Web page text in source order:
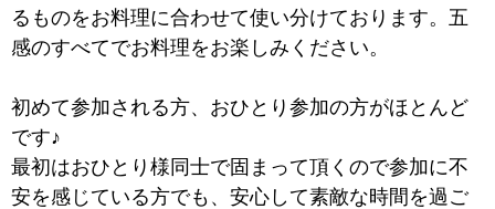
るものをお料理に合わせて使い分けております。五
感のすべてでお料理をお楽しみください。
初めて参加される方、おひとり参加の方がほとんど
です♪
最初はおひとり様同士で固まって頂くので参加に不
安を感じている方でも、安心して素敵な時間を過ご